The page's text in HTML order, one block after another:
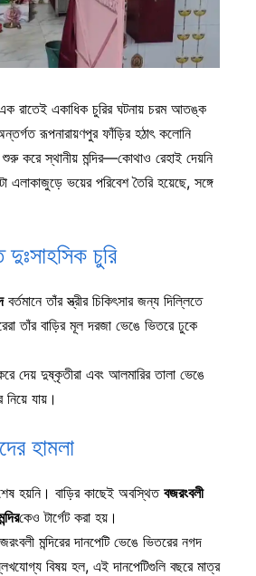
রাতেই একাধিক চুরির ঘটনায় চরম আতঙ্ক
রূপনারায়ণপুর ফাঁড়ির হঠাৎ কলোনি
করে স্থানীয় মন্দির—কোথাও রেহাই দেয়নি
এলাকাজুড়ে ভয়ের পরিবেশ তৈরি হয়েছে, সঙ্গে
দুঃসাহসিক চুরি
বর্তমানে তাঁর স্ত্রীর চিকিৎসার জন্য দিল্লিতে
তাঁর বাড়ির মূল দরজা ভেঙে ভিতরে ঢুকে
দেয় দুষ্কৃতীরা এবং আলমারির তালা ভেঙে
যায়।
হামলা
হয়নি। বাড়ির কাছেই অবস্থিত বজরংবলী
কেও টার্গেট করা হয়।
মন্দিরের দানপেটি ভেঙে ভিতরের নগদ
বিষয় হল, এই দানপেটিগুলি বছরে মাত্র